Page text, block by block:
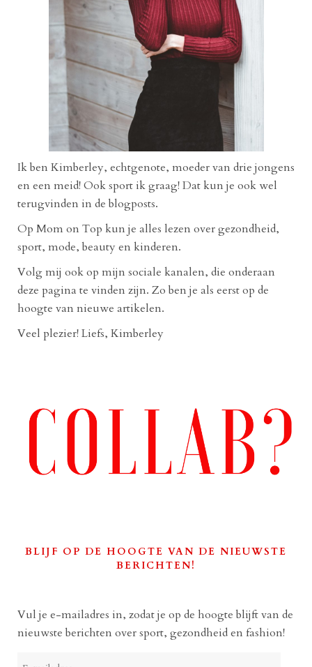
Ik ben Kimberley, echtgenote, moeder van drie jongens
en een meid! Ook sport ik graag! Dat kun je ook wel
terugvinden in de blogposts.
Op Mom on Top kun je alles lezen over gezondheid,
sport, mode, beauty en kinderen.
Volg mij ook op mijn sociale kanalen, die onderaan
deze pagina te vinden zijn. Zo ben je als eerst op de
hoogte van nieuwe artikelen.
Veel plezier! Liefs, Kimberley
BLIJF OP DE HOOGTE VAN DE NIEUWSTE
BERICHTEN!
Vul je e-mailadres in, zodat je op de hoogte blijft van de
nieuwste berichten over sport, gezondheid en fashion!